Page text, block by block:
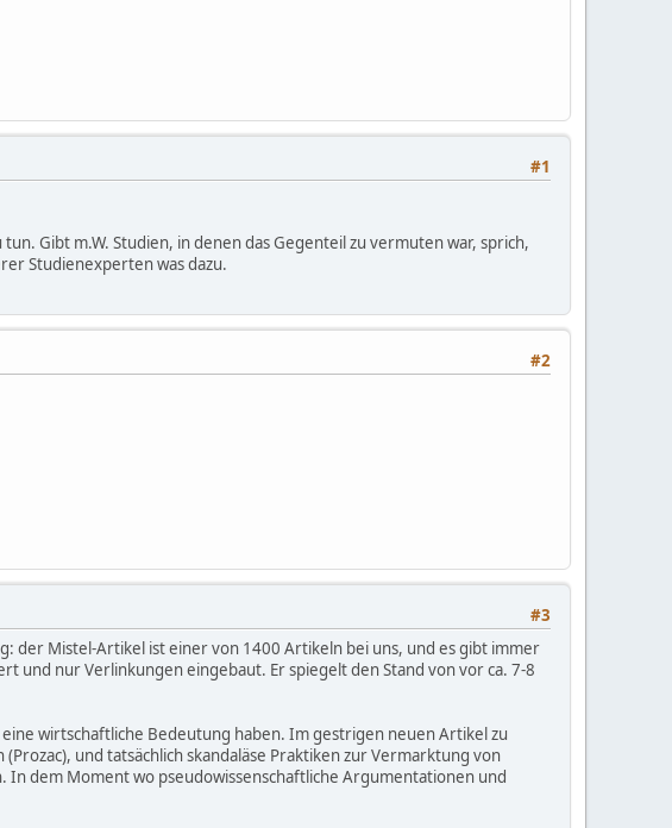
#1
Gibt m.W. Studien, in denen das Gegenteil zu vermuten war, sprich,
Studienexperten was dazu.
#2
#3
der Mistel-Artikel ist einer von 1400 Artikeln bei uns, und es gibt immer
und nur Verlinkungen eingebaut. Er spiegelt den Stand von vor ca. 7-8
wirtschaftliche Bedeutung haben. Im gestrigen neuen Artikel zu
und tatsächlich skandaläse Praktiken zur Vermarktung von
dem Moment wo pseudowissenschaftliche Argumentationen und